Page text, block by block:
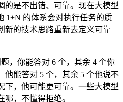
的是不出错、可靠。现在大模型
1+N 的体系会对执行任务的质
新的技术思路重新去定义可靠
你能答对 6 个，其余 4 个你
他能答对 5 个，其余 5 个他说不
下，他可能更可靠。一些大模型
，不懂得拒绝。